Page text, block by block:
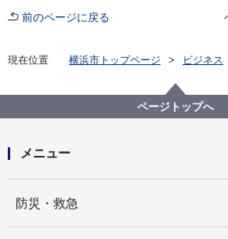
前のページに戻る
現在位置 横浜市トップページ
ビジネス
ページトップへ
メニュー
防災・救急